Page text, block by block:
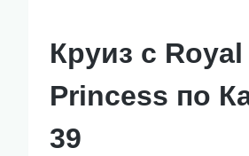
Круиз с Royal
Princess по
39